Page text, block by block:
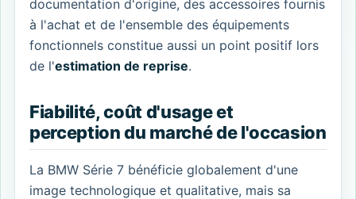
documentation d'origine, des accessoires fournis
à l'achat et de l'ensemble des équipements
fonctionnels constitue aussi un point positif lors
de l'estimation de reprise.
Fiabilité, coût d'usage et
perception du marché de l'occasion
La BMW Série 7 bénéficie globalement d'une
image technologique et qualitative, mais sa